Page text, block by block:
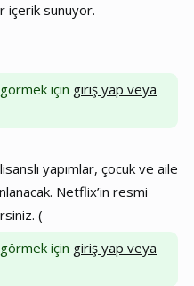
içerik sunuyor.
için giriş yap veya
yapımlar, çocuk ve aile
Netflix’in resmi
(
için giriş yap veya